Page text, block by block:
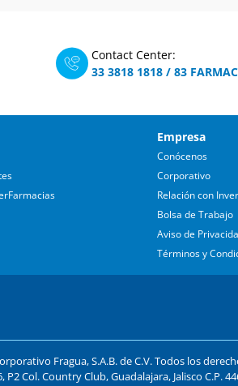
Contact Center:
33 3818 1818 / 83
Empresa
Conócenos
Corporativo
Relación con
Bolsa de Trabajo
Aviso de
Términos y
Fragua, S.A.B. de C.V. Todos los
P2 Col. Country Club, Guadalajara, Jalisco C.P.